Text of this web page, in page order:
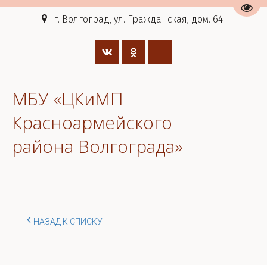
г. Волгоград, ул. Гражданская, дом. 64
МБУ «ЦКиМП
Красноармейского
района Волгограда»
НАЗАД К СПИСКУ